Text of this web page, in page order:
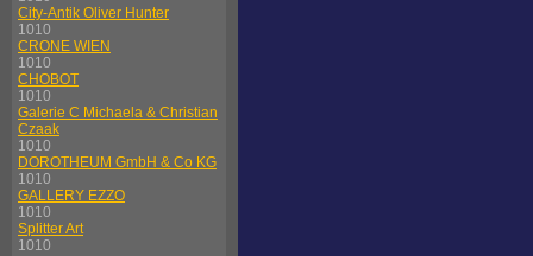
City-Antik Oliver Hunter
1010
CRONE WIEN
1010
CHOBOT
1010
Galerie C Michaela & Christian
Czaak
1010
DOROTHEUM GmbH & Co KG
1010
GALLERY EZZO
1010
Splitter Art
1010